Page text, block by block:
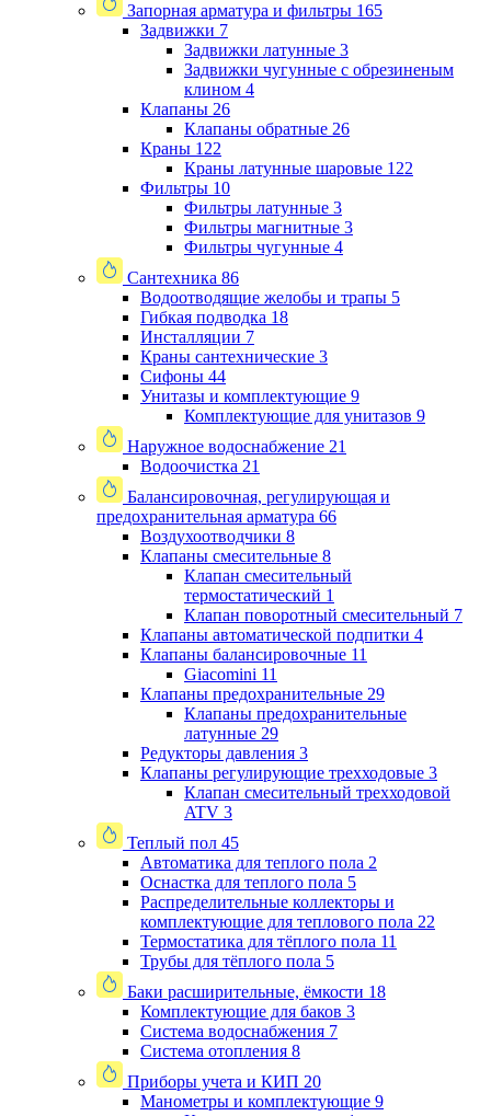
Запорная арматура и фильтры 165
Задвижки 7
Задвижки латунные 3
Задвижки чугунные с обрезиненым
клином 4
Клапаны 26
Клапаны обратные 26
Краны 122
Краны латунные шаровые 122
Фильтры 10
Фильтры латунные 3
Фильтры магнитные 3
Фильтры чугунные 4
Сантехника 86
Водоотводящие желобы и трапы 5
Гибкая подводка 18
Инсталляции 7
Краны сантехнические 3
Сифоны 44
Унитазы и комплектующие 9
Комплектующие для унитазов 9
Наружное водоснабжение 21
Водоочистка 21
Балансировочная, регулирующая и
предохранительная арматура 66
Воздухоотводчики 8
Клапаны cмесительные 8
Клапан cмесительный
термостатический 1
Клапан поворотный cмесительный 7
Клапаны автоматической подпитки 4
Клапаны балансировочные 11
Giacomini 11
Клапаны предохранительные 29
Клапаны предохранительные
латунные 29
Редукторы давления 3
Клапаны регулирующие трехходовые 3
Клапан смесительный трехходовой
ATV 3
Теплый пол 45
Автоматика для теплого пола 2
Оснастка для теплого пола 5
Распределительные коллекторы и
комплектующие для теплового пола 22
Термостатика для тёплого пола 11
Трубы для тёплого пола 5
Баки расширительные, ёмкости 18
Комплектующие для баков 3
Система водоснабжения 7
Система отопления 8
Приборы учета и КИП 20
Манометры и комплектующие 9